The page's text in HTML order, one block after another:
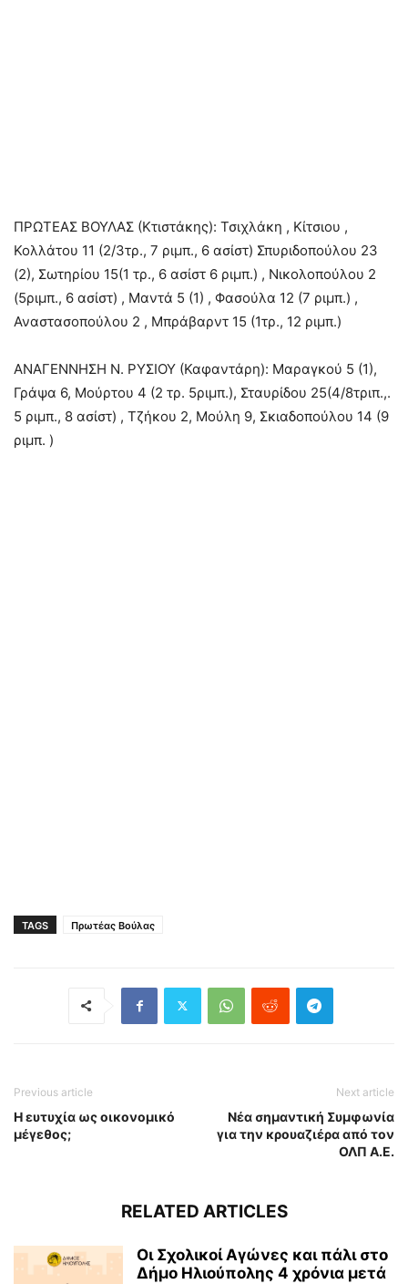
ΠΡΩΤΕΑΣ ΒΟΥΛΑΣ (Κτιστάκης): Τσιχλάκη , Κίτσιου ,
Κολλάτου 11 (2/3τρ., 7 ριμπ., 6 ασίστ) Σπυριδοπούλου 23
(2), Σωτηρίου 15(1 τρ., 6 ασίστ 6 ριμπ.) , Νικολοπούλου 2
(5ριμπ., 6 ασίστ) , Μαντά 5 (1) , Φασούλα 12 (7 ριμπ.) ,
Αναστασοπούλου 2 , Μπράβαρντ 15 (1τρ., 12 ριμπ.)
ΑΝΑΓΕΝΝΗΣΗ Ν. ΡΥΣΙΟΥ (Καφαντάρη): Μαραγκού 5 (1),
Γράψα 6, Μούρτου 4 (2 τρ. 5ριμπ.), Σταυρίδου 25(4/8τριπ.,.
5 ριμπ., 8 ασίστ) , Τζήκου 2, Μούλη 9, Σκιαδοπούλου 14 (9
ριμπ. )
TAGS Πρωτέας Βούλας
Previous article
Η ευτυχία ως οικονομικό
μέγεθος;
Next article
Νέα σημαντική Συμφωνία
για την κρουαζιέρα από τον
ΟΛΠ Α.Ε.
RELATED ARTICLES
Οι Σχολικοί Αγώνες και πάλι στο
Δήμο Ηλιούπολης 4 χρόνια μετά